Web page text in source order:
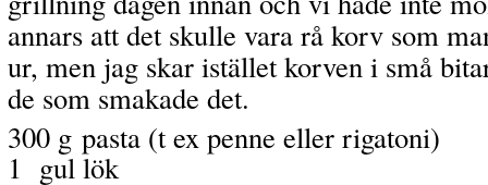
annars att det skulle vara rå korv som
ur, men jag skar istället korven i små
de som smakade det.
300 g pasta (t ex penne eller rigatoni)
1 gul lök